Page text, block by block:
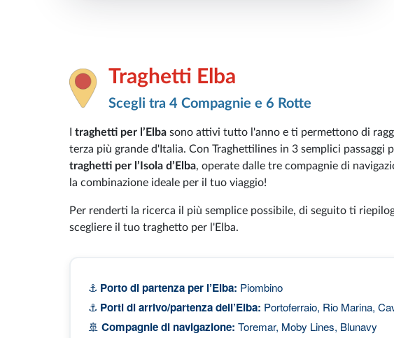
Traghetti Elba
Scegli tra 4 Compagnie e 6 Rotte
traghetti per l’Elba sono attivi tutto l'anno e ti permettono di
terza più grande d'Italia. Con Traghettilines in 3 semplici passaggi
traghetti per l’Isola d’Elba, operate dalle tre compagnie di
la combinazione ideale per il tuo viaggio!
Per renderti la ricerca il più semplice possibile, di seguito ti
scegliere il tuo traghetto per l'Elba.
⚓ Porto di partenza per l’Elba: Piombino
⚓ Porti di arrivo/partenza dell’Elba: Portoferraio, Rio Marina,
🚢 Compagnie di navigazione: Toremar, Moby Lines, Blunavy